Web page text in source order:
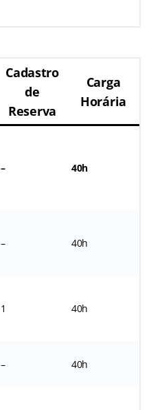
Cadastro
de
Reserva
Carga
Horária
– 40h
– 40h
1 40h
– 40h